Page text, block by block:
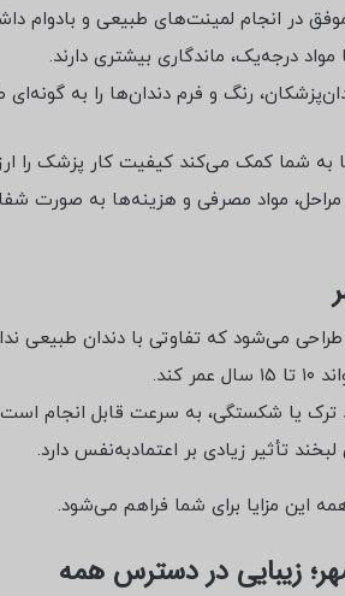
در انجام لمینت‌های طبیعی و بادوام
درجه‌یک، ماندگاری بیشتری دارند.
رنگ و فرم دندان‌ها را به
به شما کمک می‌کند کیفیت کار پزشک را
مواد مصرفی و هزینه‌ها به صورت
می‌شود که تفاوتی با دندان طبیعی
ترک یا شکستگی، به سرعت قابل انجام
تأثیر زیادی بر اعتمادبه‌نفس دارد.
این مزایا برای شما فراهم می‌شود.
زیبایی در دسترس همه